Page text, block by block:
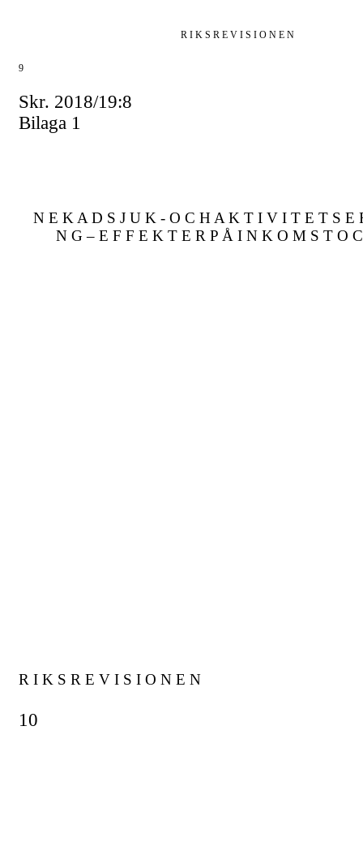
R I K S R E V I S I O N E N
9
Skr. 2018/19:8
Bilaga 1
N E K A D S J U K - O C H A K T I V I T E T S E
N G – E F F E K T E R P Å I N K O M S T O
R I K S R E V I S I O N E N
10